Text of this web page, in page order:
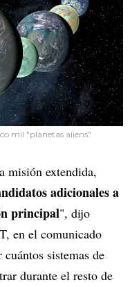
mil "planetas aliens"
misión extendida,
adicionales a
principal", dijo
en el comunicado
sistemas de
durante el resto de